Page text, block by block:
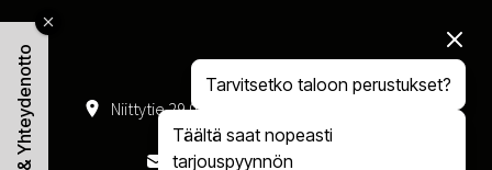
Tarvitsetko taloon perustukset?
Täältä saat nopeasti
tarjouspyynnön
Niittytie 29 01300 Vantaa
myynti@rakennusman.fi